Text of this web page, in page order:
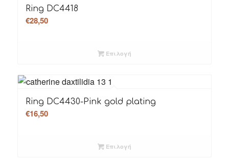
Ring DC4418
€28,50
Επιλογή
Ring DC4430-Pink gold plating
€16,50
Επιλογή